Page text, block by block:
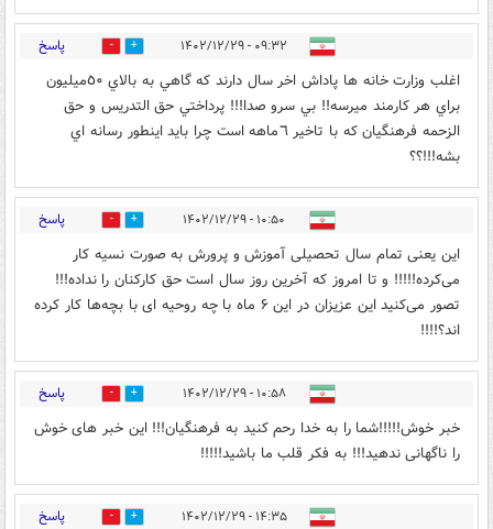
۰۹:۳۲ - ۱۴۰۲/۱۲/۲۹ 0 پاسخ
اغلب وزارت خانه ها پاداش اخر سال دارند كه گاهي به بالاي ٥٠ميليون
براي هر كارمند ميرسه!! بي سرو صدا!!! پرداختي حق التدريس و حق
الزحمه فرهنگيان كه با تاخير ٦ماهه است چرا بايد اينطور رسانه اي
بشه!!!؟؟
۱۰:۵۰ - ۱۴۰۲/۱۲/۲۹ 0 پاسخ
این یعنی تمام سال تحصیلی آموزش و پرورش به صورت نسیه کار
می‌کرده!!!!! و تا امروز که آخرین روز سال است حق کارکنان‌ را نداده!!!
تصور می‌کنید این عزیزان در این ۶ ماه با چه روحیه ای با بچه‌ها کار کرده
اند؟!!!!
۱۰:۵۸ - ۱۴۰۲/۱۲/۲۹ 0 پاسخ
خبر خوش!!!!!شما را به خدا رحم کنید به فرهنگیان!!! این خبر های خوش
را ناگهانی ندهید!!! به فکر قلب ما باشید!!!!!
۱۴:۳۵ - ۱۴۰۲/۱۲/۲۹ 0 پاسخ